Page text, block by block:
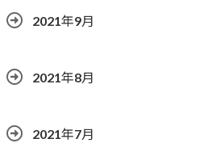
2021年9月
2021年8月
2021年7月